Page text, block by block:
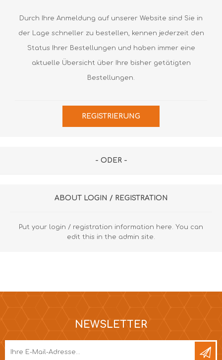
Durch Ihre Anmeldung auf unserer Website sind Sie in
der Lage schneller zu bestellen, kennen jederzeit den
Status Ihrer Bestellungen und haben immer eine
aktuelle Übersicht über Ihre bisher getätigten
Bestellungen.
REGISTRIERUNG
- ODER -
ABOUT LOGIN / REGISTRATION
Put your login / registration information here. You can
edit this in the admin site.
NEWSLETTER